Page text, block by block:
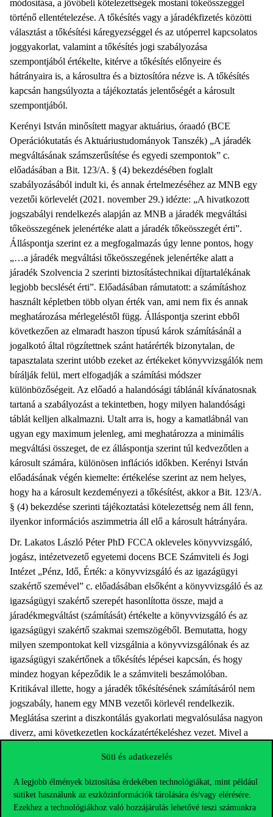
Süti és adatkezelés
A legjobb élmények biztosítása érdekében technológiákat, mint például
sütiket használunk az eszközinformációk tárolására és/vagy elérésére.
Ezekhez a technológiákhoz való hozzájárulás lehetővé teszi számunkra
módosítása, a jövőbeli kötelezettségek mostani tőkeösszeggel
történő ellentételezése. A tőkésítés vagy a járadékfizetés közötti
választást a tőkésítési káregyezséggel és az utóperrel kapcsolatos
joggyakorlat, valamint a tőkésítés jogi szabályozása
szempontjából értékelte, kitérve a tőkésítés előnyeire és
hátrányaira is, a károsultra és a biztosítóra nézve is. A tőkésítés
kapcsán hangsúlyozta a tájékoztatás jelentőségét a károsult
szempontjából.
Kerényi István minősített magyar aktuárius, óraadó (BCE
Operációkutatás és Aktuáriustudományok Tanszék) „A járadék
megváltásának számszerűsítése és egyedi szempontok” c.
előadásában a Bit. 123/A. § (4) bekezdésében foglalt
szabályozásából indult ki, és annak értelmezéséhez az MNB egy
vezetői körlevelét (2021. november 29.) idézte: „A hivatkozott
jogszabályi rendelkezés alapján az MNB a járadék megváltási
tőkeösszegének jelenértéke alatt a járadék tőkeösszegét érti”.
Álláspontja szerint ez a megfogalmazás úgy lenne pontos, hogy
„…a járadék megváltási tőkeösszegének jelenértéke alatt a
járadék Szolvencia 2 szerinti biztosítástechnikai díjtartalékának
legjobb becslését érti”. Előadásában rámutatott: a számításhoz
használt képletben több olyan érték van, ami nem fix és annak
meghatározása mérlegeléstől függ. Álláspontja szerint ebből
következően az elmaradt haszon típusú károk számításánál a
jogalkotó által rögzítettnek szánt határérték bizonytalan, de
tapasztalata szerint utóbb ezeket az értékeket könyvvizsgálók nem
bírálják felül, mert elfogadják a számítási módszer
különbözőségeit. Az előadó a halandósági táblánál kívánatosnak
tartaná a szabályozást a tekintetben, hogy milyen halandósági
táblát kelljen alkalmazni. Utalt arra is, hogy a kamatlábnál van
ugyan egy maximum jelenleg, ami meghatározza a minimális
megváltási összeget, de ez álláspontja szerint túl kedvezőtlen a
károsult számára, különösen inflációs időkben. Kerényi István
előadásának végén kiemelte: értékelése szerint az nem helyes,
hogy ha a károsult kezdeményezi a tőkésítést, akkor a Bit. 123/A.
§ (4) bekezdése szerinti tájékoztatási kötelezettség nem áll fenn,
ilyenkor információs aszimmetria áll elő a károsult hátrányára.
Dr. Lakatos László Péter PhD FCCA okleveles könyvvizsgáló,
jogász, intézetvezető egyetemi docens BCE Számviteli és Jogi
Intézet „Pénz, Idő, Érték: a könyvvizsgáló és az igazágügyi
szakértő szemével” c. előadásában elsőként a könyvvizsgáló és az
igazságügyi szakértő szerepét hasonlította össze, majd a
járadékmegváltást (számítását) értékelte a könyvvizsgáló és az
igazságügyi szakértő szakmai szemszögéből. Bemutatta, hogy
milyen szempontokat kell vizsgálnia a könyvvizsgálónak és az
igazságügyi szakértőnek a tőkésítés lépései kapcsán, és hogy
mindez hogyan képeződik le a számviteli beszámolóban.
Kritikával illette, hogy a járadék tőkésítésének számításáról nem
jogszabály, hanem egy MNB vezetői körlevél rendelkezik.
Meglátása szerint a diszkontálás gyakorlati megvalósulása nagyon
diverz, ami következetlen kockázatértékeléshez vezet. Mivel a
igen nagy szabadságot ad a gazdálkodóknak, így a gyakorlatban
nagyon hasonló (akár azonos) helyzetek kapcsán akár nagyon
eltérő számszaki eredmények születhetnek, ami az értékelés
szempontjából nem szerencsés (nagyon nem). Kerényi Istvánhoz